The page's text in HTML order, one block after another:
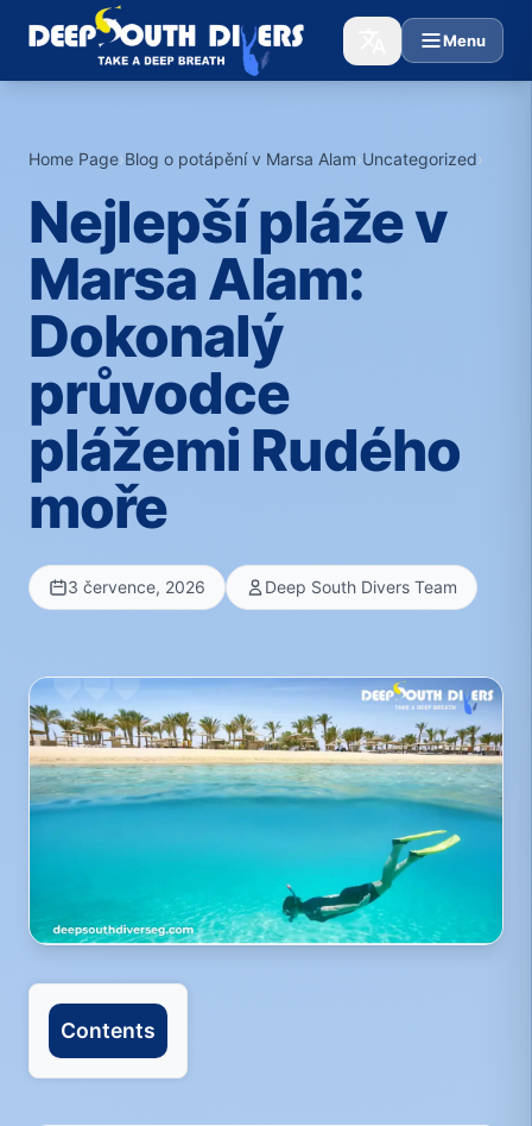
Menu
Home Page›Blog o potápění v Marsa Alam›Uncategorized›
Nejlepší pláže v
Marsa Alam:
Dokonalý
průvodce
plážemi Rudého
moře
3 července, 2026 Deep South Divers Team
Contents